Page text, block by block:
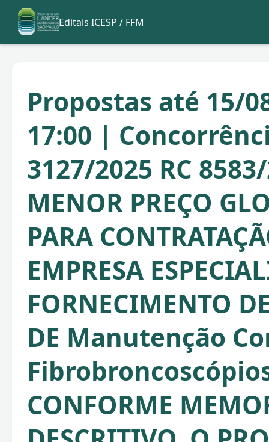
Editais ICESP / FFM
Propostas até 15/
17:00 |
3127/2025 RC
MENOR PREÇO
PARA
EMPRESA
FORNECIMENTO
DE Manutenção
CONFORME